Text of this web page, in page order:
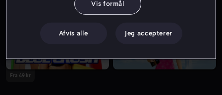
Fra 49 kr
Vis formål
Afvis alle Jeg accepterer